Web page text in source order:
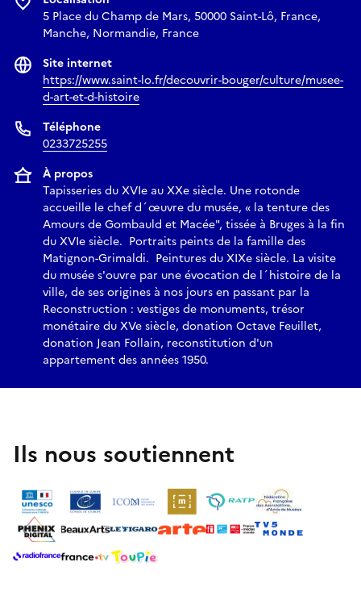
5 Place du Champ de Mars, 50000 Saint-Lô, France,
Manche, Normandie, France
Site internet
https://www.saint-lo.fr/decouvrir-bouger/culture/musee-
d-art-et-d-histoire
Téléphone
0233725255
À propos
Tapisseries du XVIe au XXe siècle. Une rotonde
accueille le chef d´œuvre du musée, « la tenture des
Amours de Gombauld et Macée", tissée à Bruges à la fin
du XVIe siècle. Portraits peints de la famille des
Matignon-Grimaldi. Peintures du XIXe siècle. La visite
du musée s'ouvre par une évocation de l´histoire de la
ville, de ses origines à nos jours en passant par la
Reconstruction : vestiges de monuments, trésor
monétaire du XVe siècle, donation Octave Feuillet,
donation Jean Follain, reconstitution d'un
appartement des années 1950.
Ils nous soutiennent